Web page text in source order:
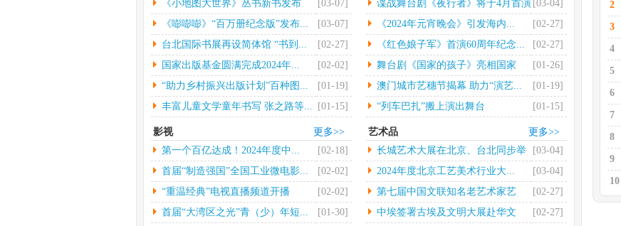
朱磊）记者从江西省景德
镇...[详情]
（记者郭超）第七届中国
文联... [详情]
《小地图大世界》丛书新书发布
会...
[03-07]
《嘭嘭嘭》“百万册纪念版”发布...
[03-07]
台北国际书展再设简体馆 “书到...
[02-27]
国家出版基金圆满完成2024年...
[02-02]
“助力乡村振兴出版计划”百种图...
[01-19]
丰富儿童文学童年书写 张之路等...
[01-15]
谍战舞台剧《夜行者》将于4月首演 [03-04]
《2024年元宵晚会》引发海内...
[02-27]
《红色娘子军》首演60周年纪念...
[02-27]
舞台剧《国家的孩子》亮相国家
大...
[01-26]
澳门城市艺穗节揭幕 助力“演艺...
[01-19]
“列车巴扎”搬上演出舞台
[01-15]
更多>>
影视
第一个百亿达成！2024年度中...
[02-18]
首届“制造强国”全国工业微电影...
[02-02]
“重温经典”电视直播频道开播
[02-02]
首届“大湾区之光”青（少）年短...
[01-30]
更多>>
艺术品
长城艺术大展在北京、台北同步举
行
[03-04]
2024年度北京工艺美术行业大...
[03-04]
第七届中国文联知名老艺术家艺
术...
[02-27]
中埃签署古埃及文明大展赴华文
[02-27]
2
3
4
5
6
7
8
9
10
11